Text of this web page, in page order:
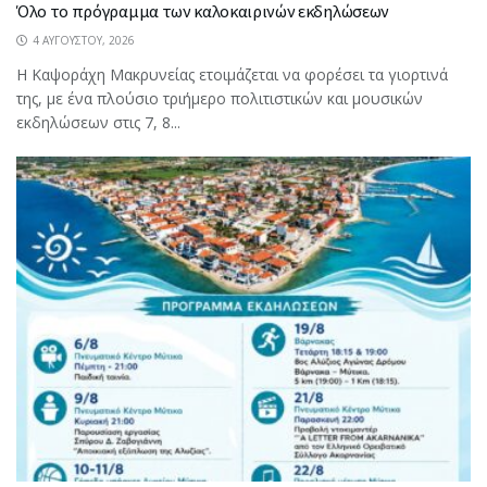
Όλο το πρόγραμμα των καλοκαιρινών εκδηλώσεων
4 ΑΥΓΟΎΣΤΟΥ, 2026
Η Καψοράχη Μακρυνείας ετοιμάζεται να φορέσει τα γιορτινά
της, με ένα πλούσιο τριήμερο πολιτιστικών και μουσικών
εκδηλώσεων στις 7, 8...